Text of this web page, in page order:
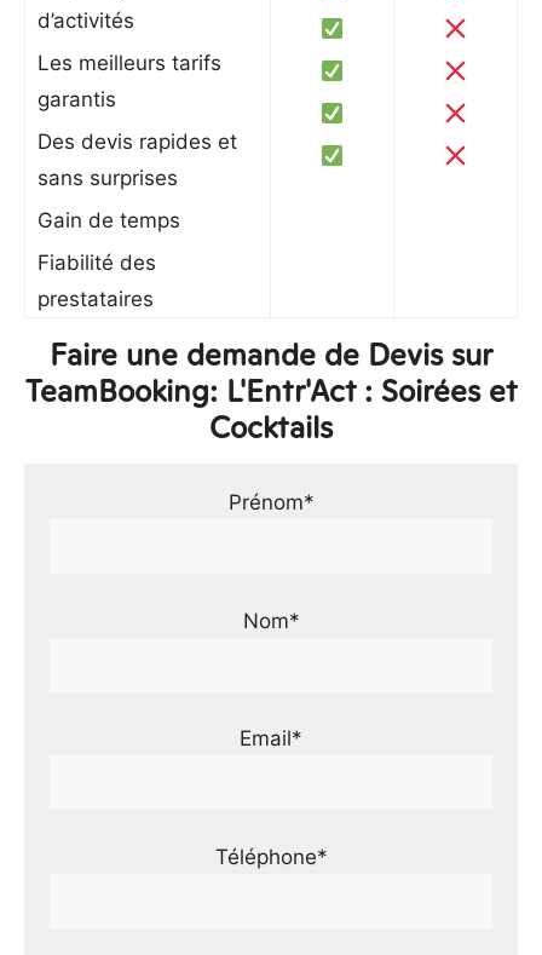
d’activités
Les meilleurs tarifs
garantis
Des devis rapides et
sans surprises
Gain de temps
Fiabilité des
prestataires
Faire une demande de Devis sur
TeamBooking: L'Entr'Act : Soirées et
Cocktails
Prénom*
Nom*
Email*
Téléphone*